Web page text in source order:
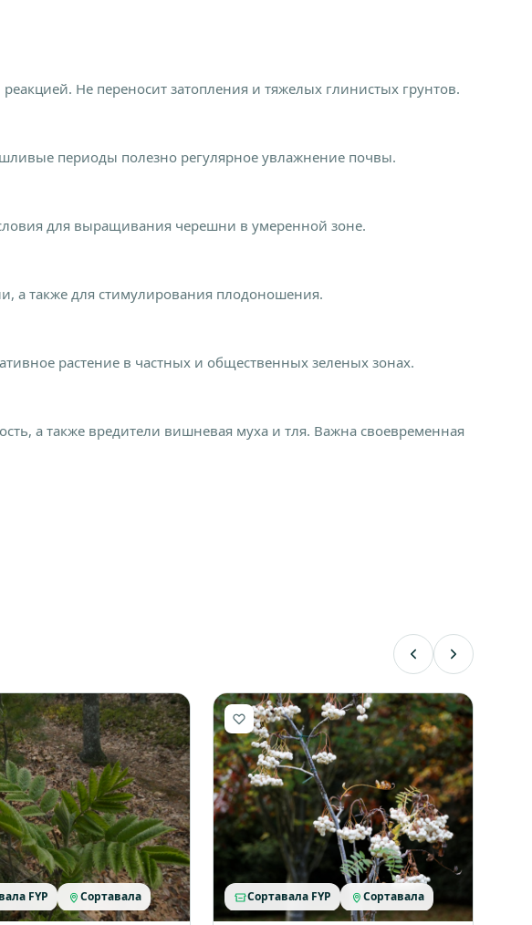
Не переносит затопления и тяжелых глинистых грунтов.
периоды полезно регулярное увлажнение почвы.
для выращивания черешни в умеренной зоне.
а также для стимулирования плодоношения.
растение в частных и общественных зеленых зонах.
а также вредители вишневая муха и тля. Важна своевременная
FYP Сортавала Сортавала FYP Сортавала